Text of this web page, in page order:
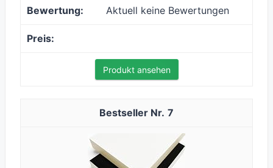
Aktuell keine Bewertungen
Produkt ansehen
7